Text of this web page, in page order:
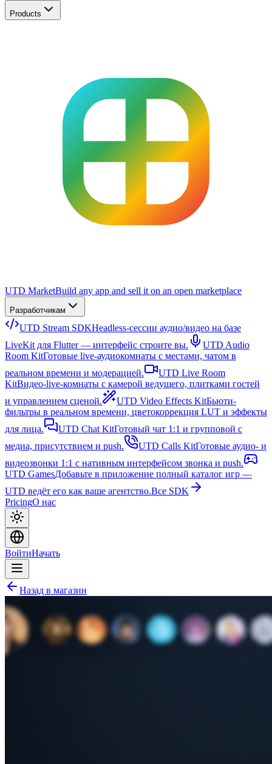
Products
UTD MarketBuild any app and sell it on an open marketplace
Разработчикам
UTD Stream SDKHeadless-сессии аудио/видео на базе
LiveKit для Flutter — интерфейс строите вы.
UTD Audio
Room KitГотовые live-аудиокомнаты с местами, чатом в
реальном времени и модерацией.
UTD Live Room
KitВидео-live-комнаты с камерой ведущего, плитками гостей
и управлением сценой.
UTD Video Effects KitБьюти-
фильтры в реальном времени, цветокоррекция LUT и эффекты
для лица.
UTD Chat KitГотовый чат 1:1 и групповой с
медиа, присутствием и push.
UTD Calls KitГотовые аудио- и
видеозвонки 1:1 с нативным интерфейсом звонка и push.
UTD GamesДобавьте в приложение полный каталог игр —
UTD ведёт его как ваше агентство.Все SDK
PricingО нас
ВойтиНачать
Назад в магазин